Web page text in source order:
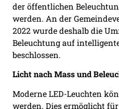
der öffentlichen
werden. An der
2022 wurde deshalb die
Beleuchtung auf
beschlossen.
Licht nach Mass und
Moderne LED-Leuchten
werden. Dies ermöglicht für